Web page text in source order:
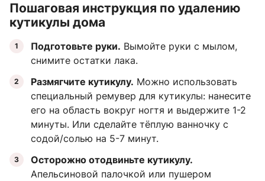
Пошаговая инструкция по удалению
кутикулы дома
Подготовьте руки. Вымойте руки с мылом,
снимите остатки лака.
Размягчите кутикулу. Можно использовать
специальный ремувер для кутикулы: нанесите
его на область вокруг ногтя и выдержите 1-2
минуты. Или сделайте тёплую ванночку с
содой/солью на 5-7 минут.
Осторожно отодвиньте кутикулу.
Апельсиновой палочкой или пушером